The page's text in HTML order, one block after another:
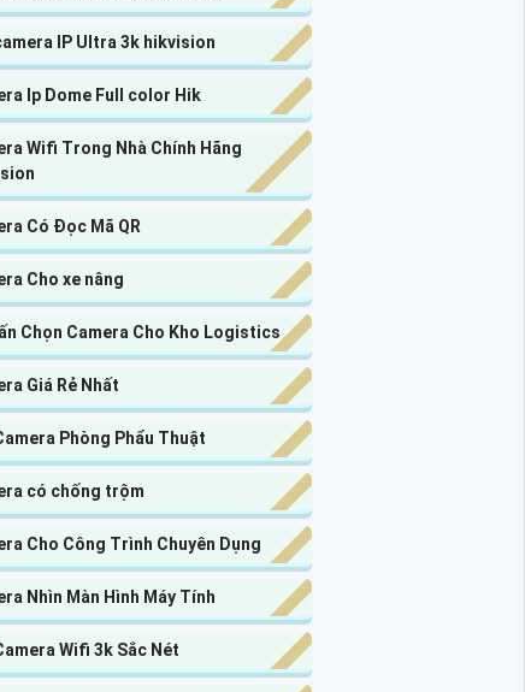
IP Ultra 3k hikvision
Ip Dome Full color Hik
Wifi Trong Nhà Chính Hãng
Có Đọc Mã QR
Cho xe nâng
Chọn Camera Cho Kho Logistics
Giá Rẻ Nhất
Phòng Phẩu Thuật
có chống trộm
Cho Công Trình Chuyên Dụng
Nhìn Màn Hình Máy Tính
Wifi 3k Sắc Nét